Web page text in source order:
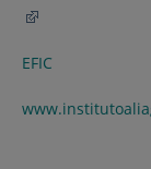
EFIC